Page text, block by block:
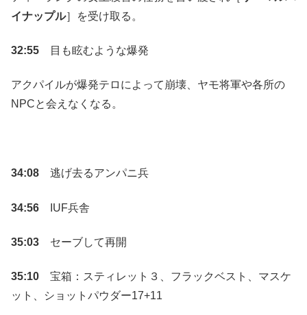
イナップル］を受け取る。
32:55 目も眩むような爆発
アクパイルが爆発テロによって崩壊、ヤモ将軍や各所の
NPCと会えなくなる。
34:08 逃げ去るアンパニ兵
34:56 IUF兵舎
35:03 セーブして再開
35:10 宝箱：スティレット３、フラックベスト、マスケ
ット、ショットパウダー17+11